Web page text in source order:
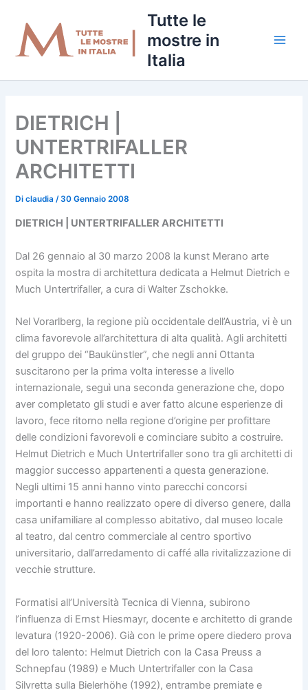
contenuto
Tutte le
mostre in
Italia
DIETRICH |
UNTERTRIFALLER
ARCHITETTI
Diclaudia/30 Gennaio 2008
DIETRICH | UNTERTRIFALLER ARCHITETTI
Dal 26 gennaio al 30 marzo 2008 la kunst Merano arte
ospita la mostra di architettura dedicata a Helmut Dietrich e
Much Untertrifaller, a cura di Walter Zschokke.
Nel Vorarlberg, la regione più occidentale dell’Austria, vi è un
clima favorevole all’architettura di alta qualità. Agli architetti
del gruppo dei “Baukünstler”, che negli anni Ottanta
suscitarono per la prima volta interesse a livello
internazionale, seguì una seconda generazione che, dopo
aver completato gli studi e aver fatto alcune esperienze di
lavoro, fece ritorno nella regione d’origine per profittare
delle condizioni favorevoli e cominciare subito a costruire.
Helmut Dietrich e Much Untertrifaller sono tra gli architetti di
maggior successo appartenenti a questa generazione.
Negli ultimi 15 anni hanno vinto parecchi concorsi
importanti e hanno realizzato opere di diverso genere, dalla
casa unifamiliare al complesso abitativo, dal museo locale
al teatro, dal centro commerciale al centro sportivo
universitario, dall’arredamento di caffé alla rivitalizzazione di
vecchie strutture.
Formatisi all’Università Tecnica di Vienna, subirono
l’influenza di Ernst Hiesmayr, docente e architetto di grande
levatura (1920-2006). Già con le prime opere diedero prova
del loro talento: Helmut Dietrich con la Casa Preuss a
Schnepfau (1989) e Much Untertrifaller con la Casa
Silvretta sulla Bielerhöhe (1992), entrambe premiate e